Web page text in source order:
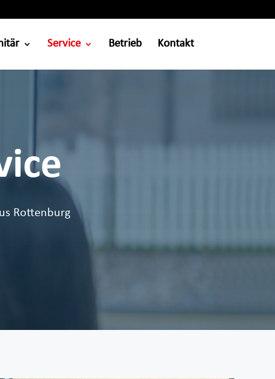
Service Betrieb Kontakt
Rottenburg